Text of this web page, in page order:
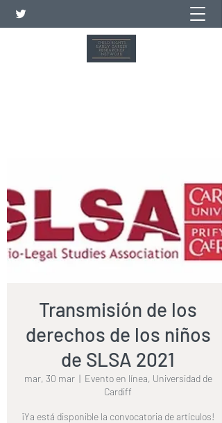
Transmisión de los
derechos de los niños
de SLSA 2021
mar, 30 mar
  |
Evento en línea, Universidad de
Cardiff
¡Ya está disponible la convocatoria de artículos!